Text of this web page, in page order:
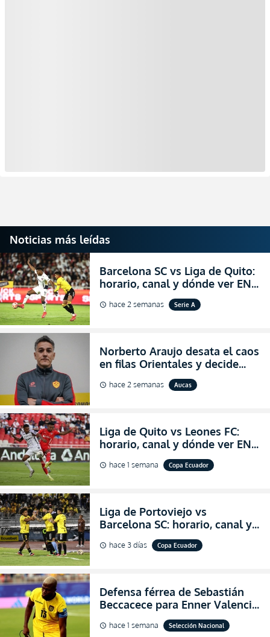
Noticias más leídas
Barcelona SC vs Liga de Quito:
horario, canal y dónde ver EN
VIVO la Fecha 22 de la LigaPro
2026
schedule hace 2 semanas Serie A
Norberto Araujo desata el caos
en filas Orientales y decide
abandonar la dirección técnica
de Aucas
schedule hace 2 semanas Aucas
Liga de Quito vs Leones FC:
horario, canal y dónde ver EN
VIVO los octavos de final de la
Copa Ecuador 2026
schedule hace 1 semana Copa Ecuador
Liga de Portoviejo vs
Barcelona SC: horario, canal y
dónde ver EN VIVO los octavos
de final de la Copa Ecuador
schedule hace 3 días Copa Ecuador
Defensa férrea de Sebastián
Beccacece para Enner Valencia
al indicar que era el hombre
indicado para Ecuador
schedule hace 1 semana Selección Nacional